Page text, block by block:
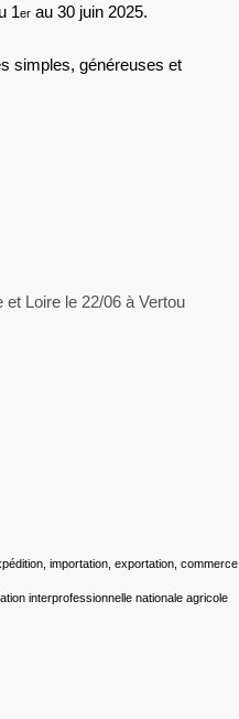
1erau 30 juin 2025.
simples, généreuses et
Loire le 22/06 à Vertou
importation, exportation, commerce
interprofessionnelle nationale agricole